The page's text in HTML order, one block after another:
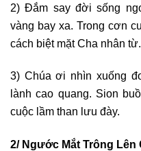
2) Đắm say đời sống
vàng bay xa. Trong cơn
cách biệt mặt Cha nhân từ.
3) Chúa ơi nhìn xuống
lành cao quang. Sion
cuộc lầm than lưu đày.
2/ Ngước Mắt Trông Lên